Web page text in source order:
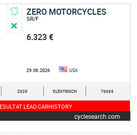
ZERO MOTORCYCLES
SR/F
6.323 €
29.06.2026 USA
2020 ELEKTRISCH 76065
cyclesearch.com